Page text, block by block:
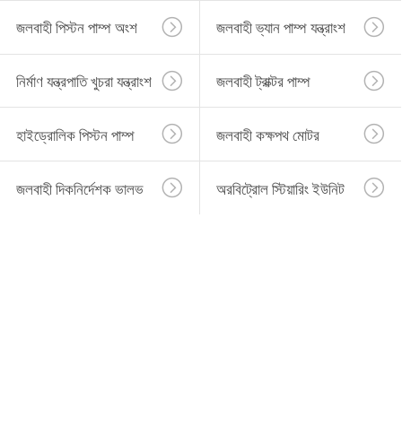
জলবাহী পিস্টন পাম্প অংশ জলবাহী ভ্যান পাম্প যন্ত্রাংশ
নির্মাণ যন্ত্রপাতি খুচরা যন্ত্রাংশ জলবাহী ট্রাক্টর পাম্প
হাইড্রোলিক পিস্টন পাম্প জলবাহী কক্ষপথ মোটর
জলবাহী দিকনির্দেশক ভালভ অরবিট্রোল স্টিয়ারিং ইউনিট